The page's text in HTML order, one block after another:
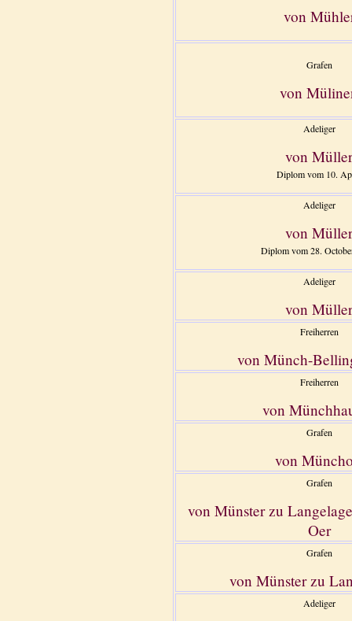
von
Grafen
von
Adeliger
von Müller
Diplom vom 10.
Adeliger
von Müller
Diplom vom 28.
Adeliger
von Müller
Freiherren
von Münch-
Freiherren
von
Grafen
von
Grafen
von Münster zu
Oer
Grafen
von Münster zu
Adeliger